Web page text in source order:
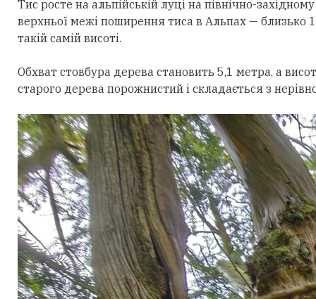
Тис росте на альпійській луці на північно-
верхньої межі поширення тиса в Альпах — близько 1
такій самій висоті.
Обхват стовбура дерева становить 5,1 метра, а
старого дерева порожнистий і складається з